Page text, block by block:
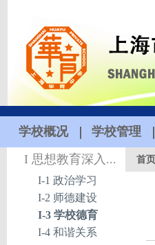
学校概况 学校管理
I 思想教育深入...
I-1 政治学习
I-2 师德建设
I-3 学校德育
I-4 和谐关系
首页